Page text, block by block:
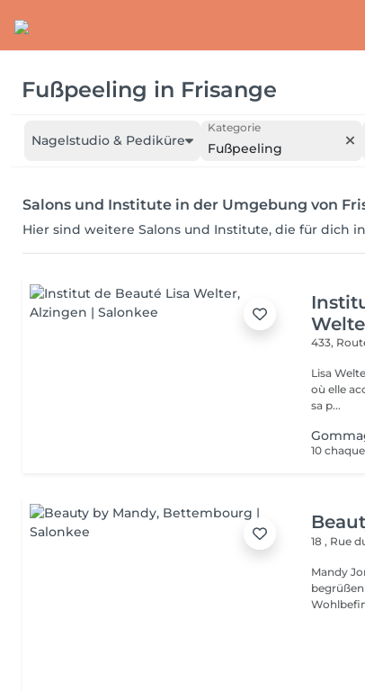
Fußpeeling in Frisange
Nagelstudio & Pediküre
Kategorie
Fußpeeling
Salons und Institute in der Umgebung von
Hier sind weitere Salons und Institute, die für dich
433,
Lisa
où elle
sa p...
10
18 , Rue
Mandy